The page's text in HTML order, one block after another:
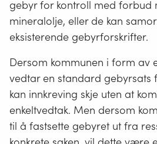
gebyr for kontroll med forbud
mineralolje, eller de kan
eksisterende gebyrforskrifter.
Dersom kommunen i form av
vedtar en standard gebyrsats
kan innkreving skje uten at
enkeltvedtak. Men dersom
til å fastsette gebyret ut fra